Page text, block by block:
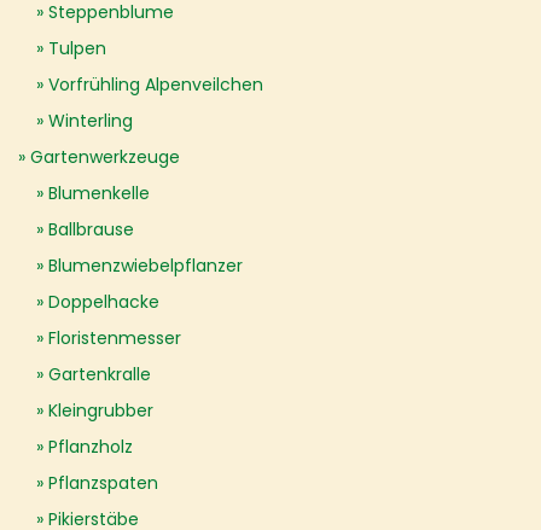
Steppenblume
Tulpen
Vorfrühling Alpenveilchen
Winterling
Gartenwerkzeuge
Blumenkelle
Ballbrause
Blumenzwiebelpflanzer
Doppelhacke
Floristenmesser
Gartenkralle
Kleingrubber
Pflanzholz
Pflanzspaten
Pikierstäbe